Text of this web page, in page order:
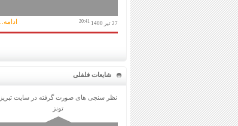
27 تیر 1400 20:41 ادامه...
شایعات فلفلی
نظر سنجی های صورت گرفته در سایت تبریز
تونز